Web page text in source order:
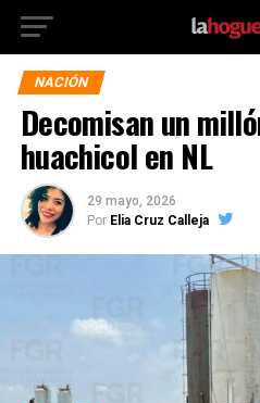
NACIÓN
Decomisan un
huachicol en NL
29 mayo, 2026
Por Elia Cruz Calleja